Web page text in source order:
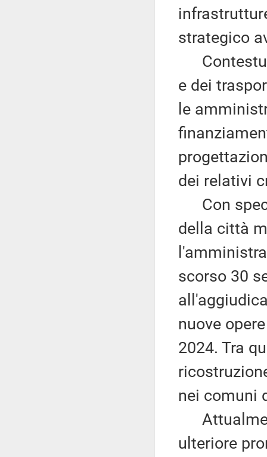
strategico
e dei
le
dei relativi
Con
della città
scorso 30
nuove
2024. Tra
nei comuni
ulteriore